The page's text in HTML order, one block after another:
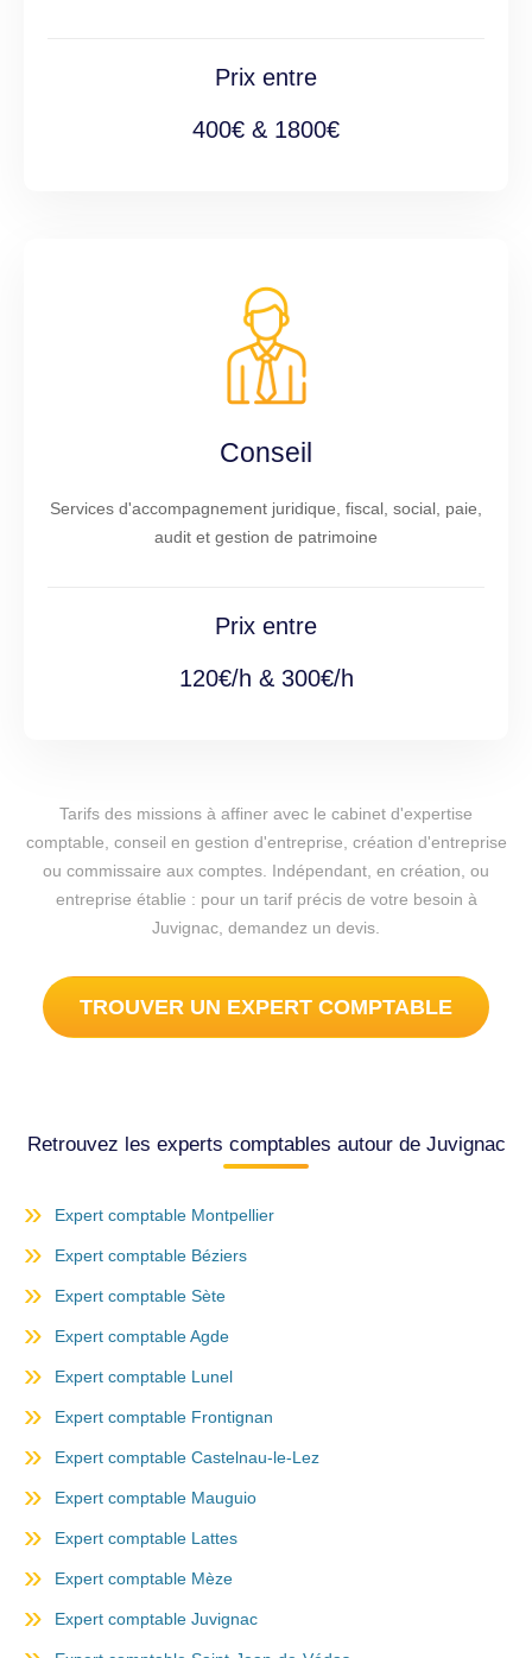
Prix entre
400€ & 1800€
Conseil
Services d'accompagnement juridique, fiscal, social, paie,
audit et gestion de patrimoine
Prix entre
120€/h & 300€/h
Tarifs des missions à affiner avec le cabinet d'expertise
comptable, conseil en gestion d'entreprise, création d'entreprise
ou commissaire aux comptes. Indépendant, en création, ou
entreprise établie : pour un tarif précis de votre besoin à
Juvignac, demandez un devis.
TROUVER UN EXPERT COMPTABLE
Retrouvez les experts comptables autour de Juvignac
Expert comptable Montpellier
Expert comptable Béziers
Expert comptable Sète
Expert comptable Agde
Expert comptable Lunel
Expert comptable Frontignan
Expert comptable Castelnau-le-Lez
Expert comptable Mauguio
Expert comptable Lattes
Expert comptable Mèze
Expert comptable Juvignac